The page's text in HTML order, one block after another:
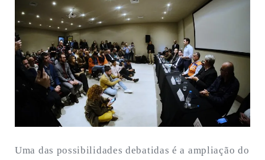
Uma das possibilidades debatidas é a ampliação do